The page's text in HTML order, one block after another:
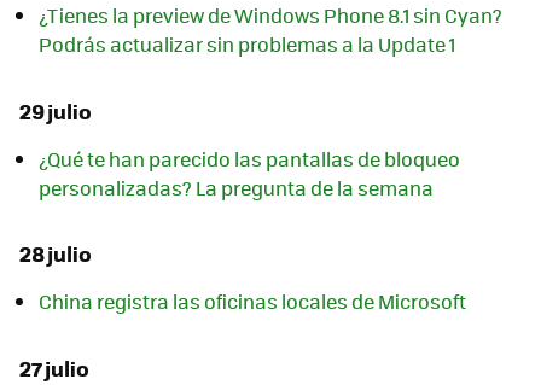
¿Tienes la preview de Windows Phone 8.1 sin Cyan?
Podrás actualizar sin problemas a la Update 1
29 julio
¿Qué te han parecido las pantallas de bloqueo
personalizadas? La pregunta de la semana
28 julio
China registra las oficinas locales de Microsoft
27 julio